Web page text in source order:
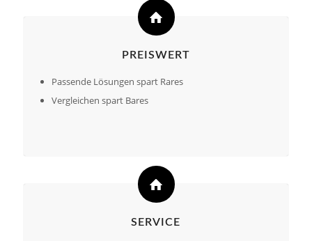
PREISWERT
Passende Lösungen spart Rares
Vergleichen spart Bares
SERVICE